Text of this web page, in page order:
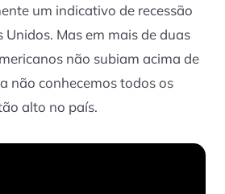
um indicativo de recessão
Unidos. Mas em mais de duas
não subiam acima de
não conhecemos todos os
alto no país.